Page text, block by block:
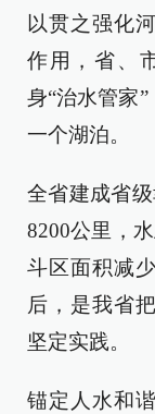
以贯之强化
作用，省、
身“治水管家
一个湖泊。
全省建成省
8200公里，
斗区面积减
后，是我省
坚定实践。
锚定人水和